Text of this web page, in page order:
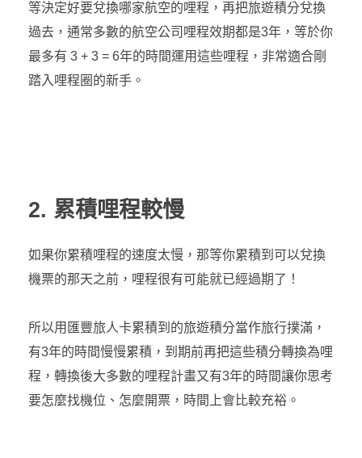
等決定好要兌換哪家航空的哩程，再把旅遊積分兌換
過去，通常多數的航空公司哩程效期都是3年，等於你
最多有 3 + 3 = 6年的時間運用這些哩程，非常適合剛
踏入哩程圈的新手。
2. 累積哩程較慢
如果你累積哩程的速度太慢，那等你累積到可以兌換
機票的那天之前，哩程很有可能就已經過期了！
所以用匯豐旅人卡累積到的旅遊積分當作旅行撲滿，
有3年的時間慢慢累積，到期前再把這些積分轉換為哩
程，轉換後大多數的哩程計畫又有3年的時間讓你思考
要怎麼找機位、怎麼開票，時間上會比較充裕。